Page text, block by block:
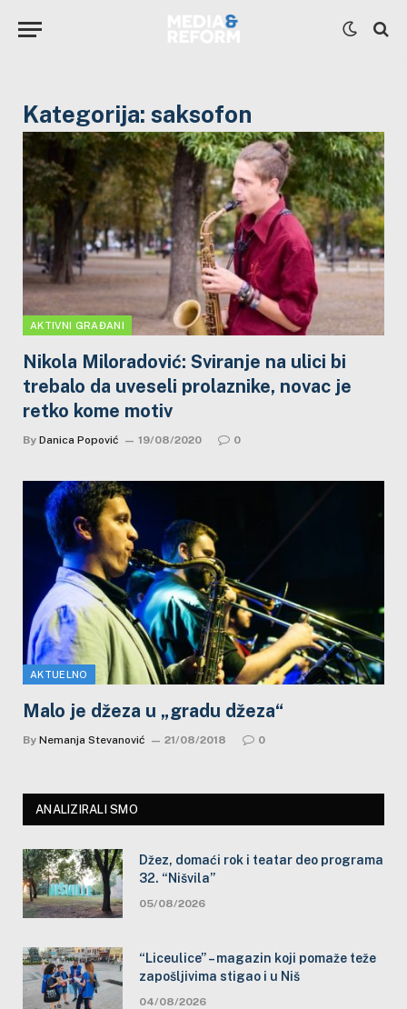
Kategorija: saksofon
AKTIVNI GRAĐANI
Nikola Miloradović: Sviranje na ulici bi
trebalo da uveseli prolaznike, novac je
retko kome motiv
By Danica Popović 19/08/2020 0
AKTUELNO
Malo je džeza u „gradu džeza“
By Nemanja Stevanović 21/08/2018 0
ANALIZIRALI SMO
Džez, domaći rok i teatar deo programa
32. “Nišvila”
05/08/2026
“Liceulice” – magazin koji pomaže teže
zapošljivima stigao i u Niš
04/08/2026